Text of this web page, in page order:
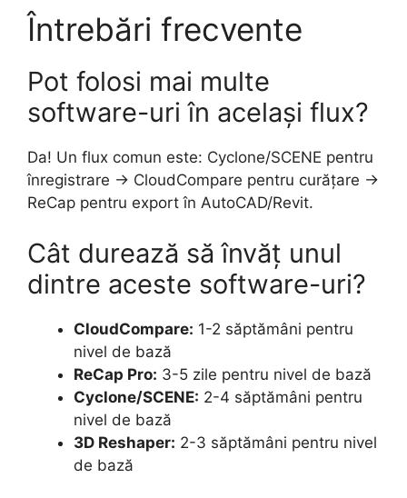
Întrebări frecvente
Pot folosi mai multe
software-uri în același flux?
Da! Un flux comun este: Cyclone/SCENE pentru
înregistrare → CloudCompare pentru curățare →
ReCap pentru export în AutoCAD/Revit.
Cât durează să învăț unul
dintre aceste software-uri?
CloudCompare: 1-2 săptămâni pentru
nivel de bază
ReCap Pro: 3-5 zile pentru nivel de bază
Cyclone/SCENE: 2-4 săptămâni pentru
nivel de bază
3D Reshaper: 2-3 săptămâni pentru nivel
de bază